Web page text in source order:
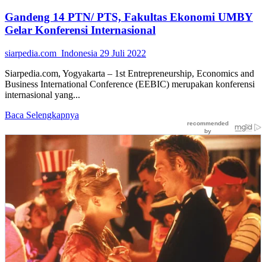
Gandeng 14 PTN/ PTS, Fakultas Ekonomi UMBY
Gelar Konferensi Internasional
siarpedia.com_Indonesia 29 Juli 2022
Siarpedia.com, Yogyakarta – 1st Entrepreneurship, Economics and
Business International Conference (EEBIC) merupakan konferensi
internasional yang...
Baca Selengkapnya
about
14
PTN/
PTS,
Fakultas
Ekonomi
UMBY
Gelar
Konferensi
Internasional